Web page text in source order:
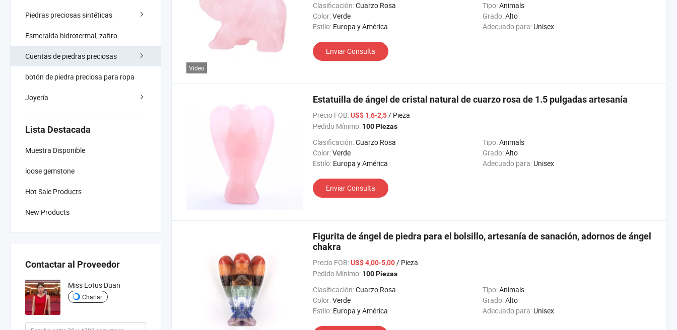
Piedras preciosas sintéticas
Esmeralda hidrotermal, zafiro
Cuentas de piedras preciosas
botón de piedra preciosa para ropa
Joyería
Lista Destacada
Muestra Disponible
loose gemstone
Hot Sale Products
New Products
Contactar al Proveedor
Miss Lotus Duan
Charlar
Vídeo
Clasificación:Cuarzo Rosa Tipo:Animals
Color:Verde Grado:Alto
Estilo: Europa y América Adecuado para: Unisex
Enviar Consulta
Estatuilla de ángel de cristal natural de cuarzo rosa de 1.5 pulgadas artesanía
Precio FOB:US$ 1,6-2,5/ Pieza
Pedido Mínimo: 100 Piezas
Clasificación:Cuarzo Rosa Tipo:Animals
Color:Verde Grado:Alto
Estilo: Europa y América Adecuado para: Unisex
Enviar Consulta
Figurita de ángel de piedra para el bolsillo, artesanía de sanación, adornos de ángel
chakra
Precio FOB:US$ 4,00-5,00/ Pieza
Pedido Mínimo: 100 Piezas
Clasificación:Cuarzo Rosa Tipo:Animals
Color:Verde Grado:Alto
Estilo: Europa y América Adecuado para: Unisex